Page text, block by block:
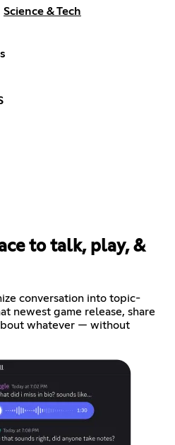
Science & Tech
to talk, play, &
conversation into topic-
newest game release, share
whatever — without